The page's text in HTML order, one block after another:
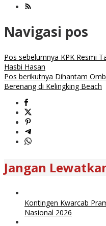
Navigasi pos
Pos sebelumnya KPK Resmi
Hasbi Hasan
Pos berikutnya Dihantam
Berenang di Kelingking Beach
Jangan
Kontingen Kwarcab
Nasional 2026